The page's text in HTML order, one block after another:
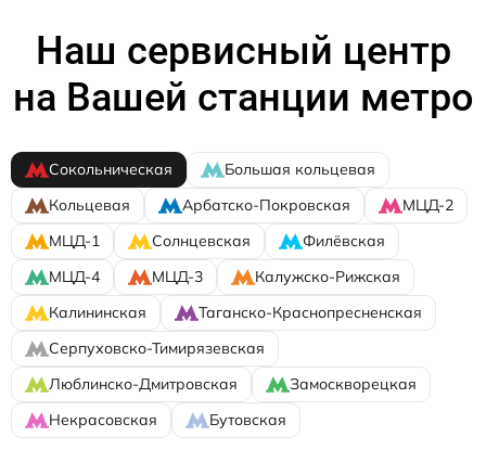
Наш сервисный центр
на Вашей станции метро
Сокольническая
Большая кольцевая
Кольцевая
Арбатско-Покровская
МЦД-2
МЦД-1
Солнцевская
Филёвская
МЦД-4
МЦД-3
Калужско-Рижская
Калининская
Таганско-Краснопресненская
Серпуховско-Тимирязевская
Люблинско-Дмитровская
Замоскворецкая
Некрасовская
Бутовская